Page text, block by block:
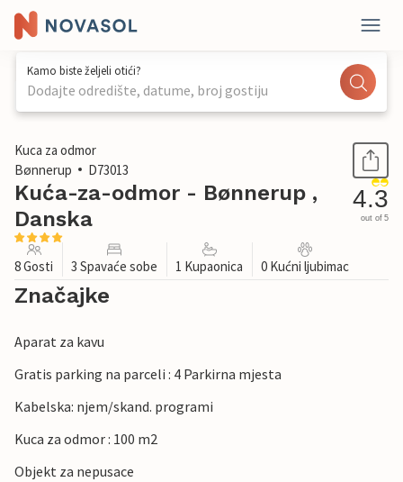
Kamo biste željeli otići?
Dodajte odredište, datume, broj gostiju
1 / 28
Kuca za odmor
Bønnerup
D73013
Kuća-za-odmor - Bønnerup ,
Danska
4.3
out of 5
8 Gosti 3 Spavaće sobe 1 Kupaonica 0 Kućni ljubimac
Značajke
Aparat za kavu
Gratis parking na parceli : 4 Parkirna mjesta
Kabelska: njem/skand. programi
Kuca za odmor : 100 m2
Objekt za nepusace